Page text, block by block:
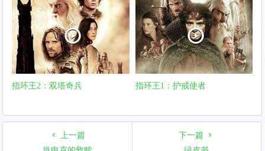
指环王2：双塔奇兵 指环王1：护戒使者
上一篇
下一篇